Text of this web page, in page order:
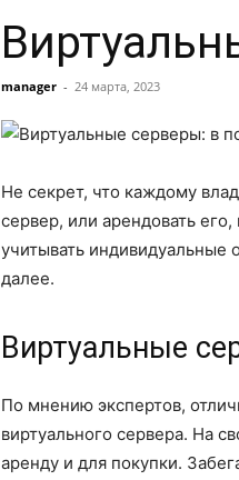
manager - 24 марта, 2023
Не секрет, что каждому
сервер, или арендовать
учитывать индивидуальные
далее.
Виртуальные
По мнению экспертов,
виртуального сервера. На
аренду и для покупки.